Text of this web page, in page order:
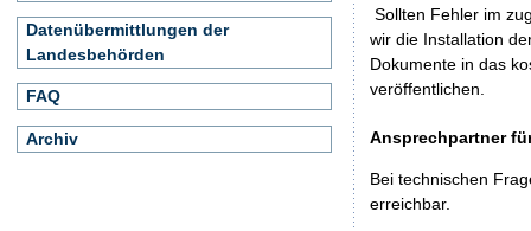
Sollten Fehler im
wir die Installation
Dokumente in das
veröffentlichen.
Ansprechpartner
Bei technischen
erreichbar.
Datenübermittlungen der
Landesbehörden
FAQ
Archiv